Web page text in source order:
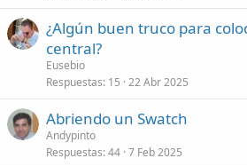
¿Algún buen truco para
central?
Eusebio
Respuestas 15 22 Abr 2025
Abriendo un Swatch
Andypinto
Respuestas 44 7 Feb 2025